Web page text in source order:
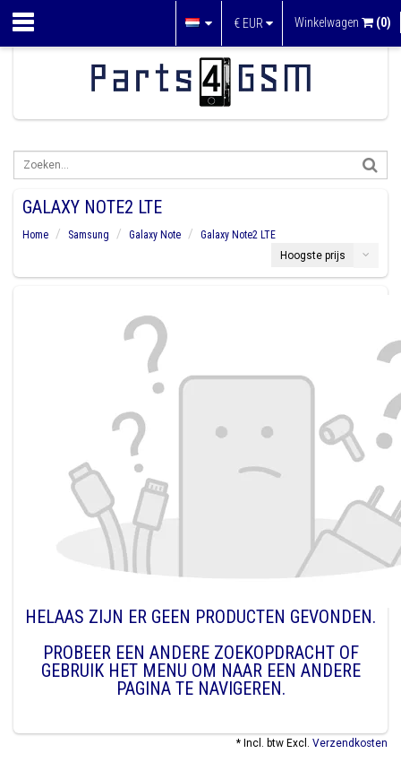
€ EUR Winkelwagen (0)
GALAXY NOTE2 LTE
Home Samsung Galaxy Note
Galaxy Note2 LTE
Hoogste prijs
HELAAS ZIJN ER GEEN PRODUCTEN GEVONDEN.
PROBEER EEN ANDERE ZOEKOPDRACHT OF
GEBRUIK HET MENU OM NAAR EEN ANDERE
PAGINA TE NAVIGEREN.
* Incl. btw Excl. Verzendkosten